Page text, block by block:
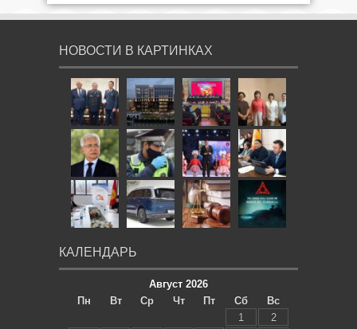
НОВОСТИ В КАРТИНКАХ
КАЛЕНДАРЬ
Август 2026
Пн
Вт Ср Чт Пт Сб
Вс
1
2